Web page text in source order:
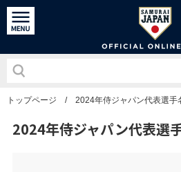
トップページ / 2024年侍ジャパン代表選手
2024年侍ジャパン代表選